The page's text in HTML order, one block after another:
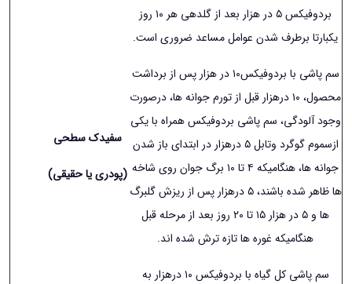
بردوفیکس ۵ در هزار بعد از گلدهی هر ١۰ روز
یکبارتا برطرف شدن عوامل مساعد ضروری است.
سم پاشی با بردوفیکس١۰ در هزار پس از برداشت
محصول، ١۰ درهزار قبل از تورم جوانه ها، درصورت
وجود آلودگی، سم پاشی بردوفیکس همراه با یکی
ازسموم گوگرد وتابل ۵ درهزار در ابتدای باز شدن
جوانه ها، هنگامیکه ۴ تا ١۰ برگ جوان روی شاخه
ها ظاهر شده باشند، ۵ درهزار پس از ریزش گلبرگ
ها و ۵ در هزار ١۵ تا ٢۰ روز بعد از مرحله قبل
هنگامیکه غوره ها تازه ترش شده اند.
سفیدک سطحی
(پودری یا حقیقی)
سم پاشی کل گیاه با بردوفیکس ١۰ درهزار به